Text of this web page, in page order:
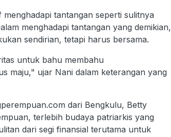
tantangan seperti sulitnya
menghadapi tantangan yang demikian,
sendirian, tetapi harus bersama.
untuk bahu membahu
maju," ujar Nani dalam keterangan yang
dari Bengkulu, Betty
terlebih budaya patriarkis yang
dari segi finansial terutama untuk